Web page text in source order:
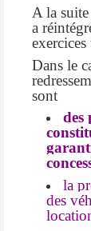
A la suite
a
Dans le
sont
des
la
des